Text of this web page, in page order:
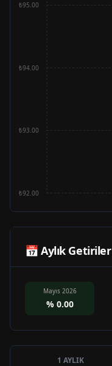
₺92.00
₺93.00
₺94.00
₺95.00
📅 Aylık Getiriler
Mayıs 2026
% 0.00
1 AYLIK